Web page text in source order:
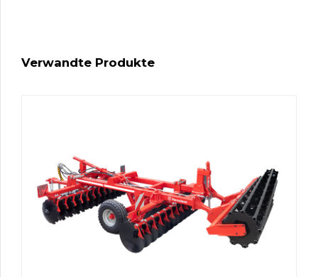
Verwandte Produkte